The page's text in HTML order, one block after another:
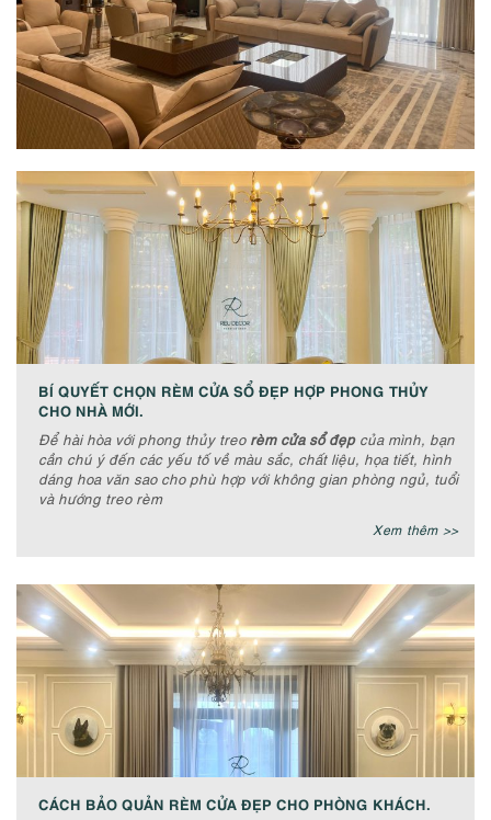
BÍ QUYẾT CHỌN RÈM CỬA SỔ ĐẸP HỢP PHONG THỦY
CHO NHÀ MỚI.
Để hài hòa với phong thủy treo rèm cửa sổ đẹpcủa mình, bạn
cần chú ý đến các yếu tố về màu sắc, chất liệu, họa tiết, hình
dáng hoa văn sao cho phù hợp với không gian phòng ngủ, tuổi
và hướng treo rèm
Xem thêm >>
CÁCH BẢO QUẢN RÈM CỬA ĐẸP CHO PHÒNG KHÁCH.